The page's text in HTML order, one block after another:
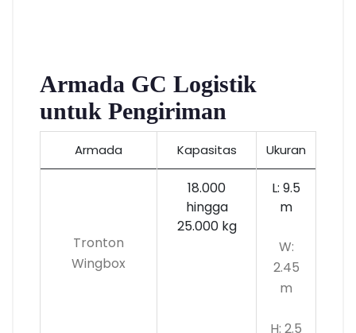
Armada GC Logistik
untuk Pengiriman
Armada Kapasitas Ukuran
Tronton
Wingbox
18.000
hingga
25.000 kg
L: 9.5
m
W:
2.45
m
H: 2.5